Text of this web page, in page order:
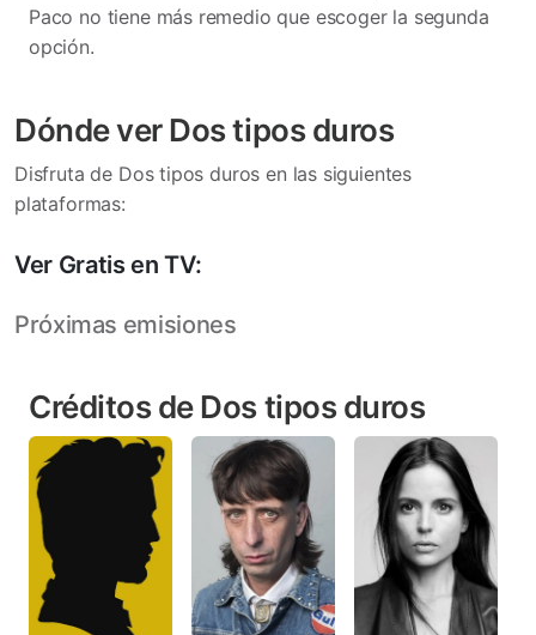
Paco no tiene más remedio que escoger la segunda
opción.
Dónde ver Dos tipos duros
Disfruta de Dos tipos duros en las siguientes
plataformas:
Ver Gratis en TV:
Próximas emisiones
Créditos de Dos tipos duros